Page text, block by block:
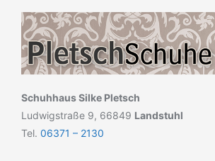
Schuhhaus Silke Pletsch
Ludwigstraße 9, 66849 Landstuhl
Tel. 06371 – 2130